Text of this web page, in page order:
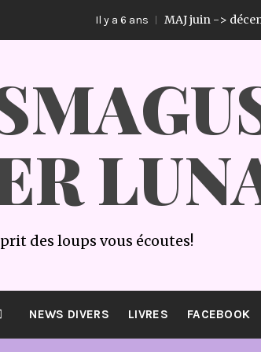
Il y a 6 ans MAJ juin ->
des loups vous écoutes!
NEWS DIVERS LIVRES FACEBOOK